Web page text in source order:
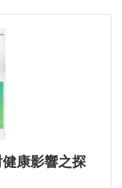
康影響之探